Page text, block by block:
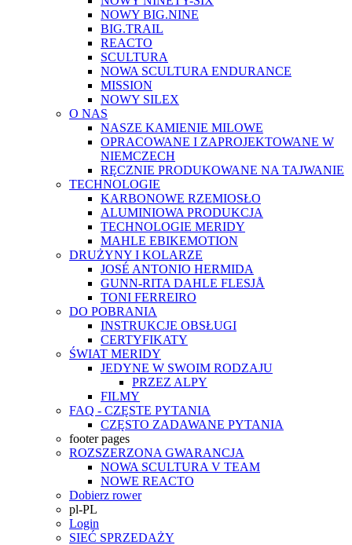
NOWY BIG.NINE
BIG.TRAIL
REACTO
SCULTURA
NOWA SCULTURA ENDURANCE
MISSION
NOWY SILEX
O NAS
NASZE KAMIENIE MILOWE
OPRACOWANE I ZAPROJEKTOWANE W
NIEMCZECH
RĘCZNIE PRODUKOWANE NA TAJWANIE
TECHNOLOGIE
KARBONOWE RZEMIOSŁO
ALUMINIOWA PRODUKCJA
TECHNOLOGIE MERIDY
MAHLE EBIKEMOTION
DRUŻYNY I KOLARZE
JOSÉ ANTONIO HERMIDA
GUNN-RITA DAHLE FLESJÅ
TONI FERREIRO
DO POBRANIA
INSTRUKCJE OBSŁUGI
CERTYFIKATY
ŚWIAT MERIDY
JEDYNE W SWOIM RODZAJU
PRZEZ ALPY
FILMY
FAQ - CZĘSTE PYTANIA
CZĘSTO ZADAWANE PYTANIA
footer pages
ROZSZERZONA GWARANCJA
NOWA SCULTURA V TEAM
NOWE REACTO
Dobierz rower
pl-PL
Login
SIEĆ SPRZEDAŻY